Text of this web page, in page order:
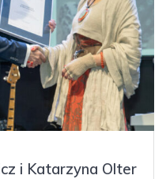
i Katarzyna Olter